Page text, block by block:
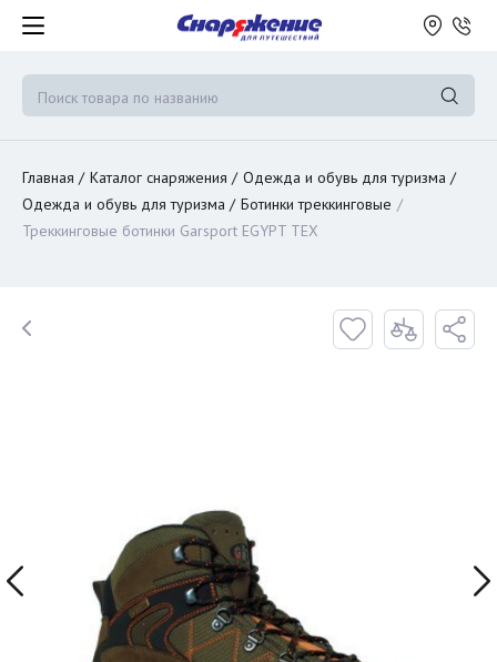
Главная Каталог снаряжения
Одежда и обувь для туризма
Одежда и обувь для туризма
Ботинки треккинговые
Треккинговые ботинки Garsport EGYPT TEX